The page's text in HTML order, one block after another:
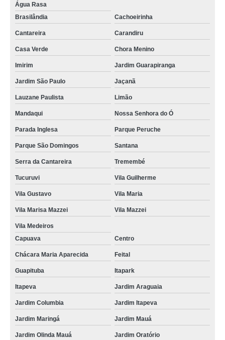
Água Rasa
Brasilândia
Cachoeirinha
Cantareira Carandiru
Casa Verde Chora Menino
Imirim Jardim Guarapiranga
Jardim São Paulo Jaçanã
Lauzane Paulista Limão
Mandaqui Nossa Senhora do Ó
Parada Inglesa Parque Peruche
Parque São Domingos Santana
Serra da Cantareira Tremembé
Tucuruvi Vila Guilherme
Vila Gustavo Vila Maria
Vila Marisa Mazzei Vila Mazzei
Vila Medeiros
Capuava
Centro
Chácara Maria Aparecida Feital
Guapituba Itapark
Itapeva Jardim Araguaia
Jardim Columbia Jardim Itapeva
Jardim Maringá Jardim Mauá
Jardim Olinda Mauá Jardim Oratório